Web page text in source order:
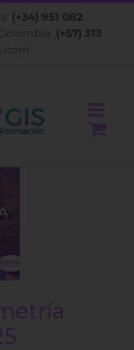
(+34) 951 082
(+57) 313